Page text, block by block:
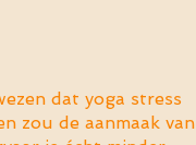
dat yoga stress
zou de aanmaak van